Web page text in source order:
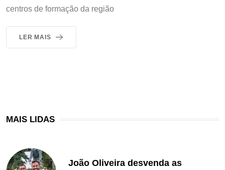
centros de formação da região
LER MAIS
MAIS LIDAS
João Oliveira desvenda as